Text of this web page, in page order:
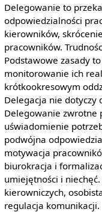
Delegowanie to
odpowiedzialności
kierowników,
pracowników.
Podstawowe zasady
monitorowanie ich
krótkookresowym
Delegacja nie dotyczy
Delegowanie zwrotne
uświadomienie
podwójna
motywacja
biurokracja i
umiejętności i
kierowniczych,
regulacja komunikacji.